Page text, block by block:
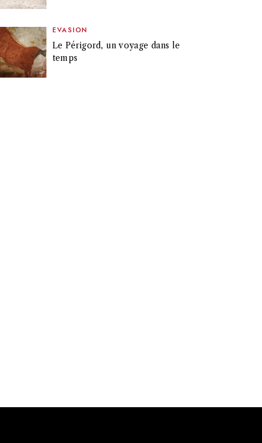
EVASION
Le Périgord, un voyage dans le
temps